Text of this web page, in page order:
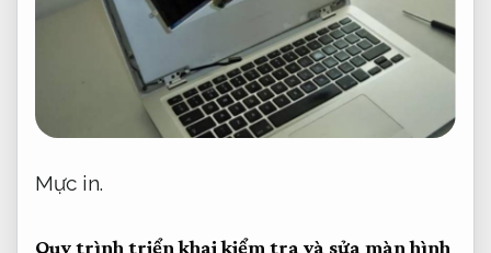
Mực in.
Quy trình triển khai kiểm tra và sửa màn hình